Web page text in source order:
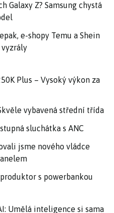
Galaxy Z? Samsung chystá
e-shopy Temu a Shein
Plus – Vysoký výkon za
vybavená střední třída
sluchátka s ANC
jsme nového vládce
s powerbankou
Umělá inteligence si sama